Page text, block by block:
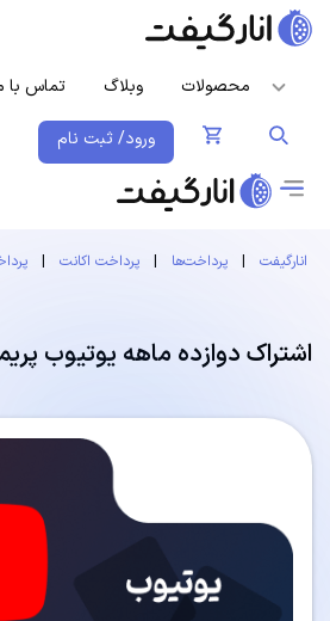
محصولات وبلاگ تماس با
ورود/ ثبت نام
انارگیفت | پرداخت‌ها | پرداخت اکانت |
اشتراک دوازده ماهه یوتیوب